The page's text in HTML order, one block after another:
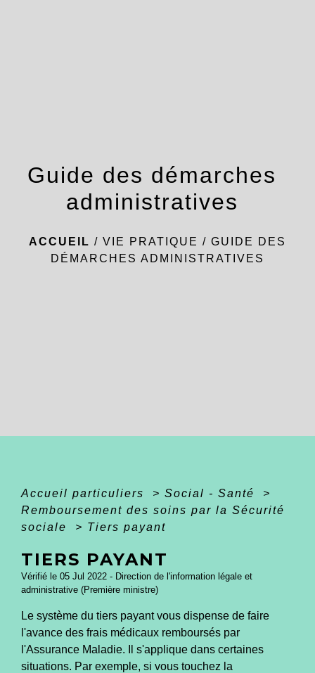
Guide des démarches
administratives
ACCUEIL / VIE PRATIQUE / GUIDE DES
DÉMARCHES ADMINISTRATIVES
Accueil particuliers > Social - Santé
>
Remboursement des soins par la Sécurité
sociale
> Tiers payant
TIERS PAYANT
Vérifié le 05 Jul 2022 - Direction de l'information légale et
administrative (Première ministre)
Le système du tiers payant vous dispense de faire
l'avance des frais médicaux remboursés par
l'Assurance Maladie. Il s'applique dans certaines
situations. Par exemple, si vous touchez la